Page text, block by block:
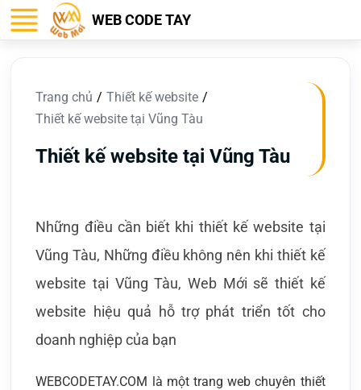
WEB CODE TAY
Trang chủ
Thiết kế website
Thiết kế website tại Vũng Tàu
Thiết kế website tại Vũng Tàu
Những điều cần biết khi thiết kế website tại
Vũng Tàu, Những điều không nên khi thiết kế
website tại Vũng Tàu, Web Mới sẽ thiết kế
website hiệu quả hỗ trợ phát triển tốt cho
doanh nghiệp của bạn
WEBCODETAY.COM là một trang web chuyên thiết